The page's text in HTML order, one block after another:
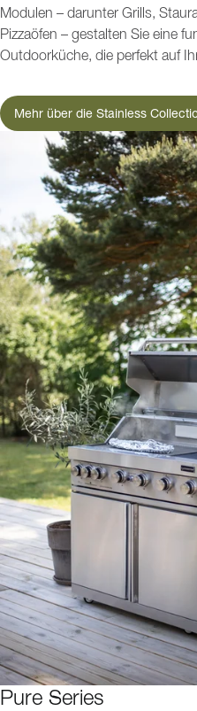
Modulen – darunter Grills,
Pizzaöfen – gestalten Sie eine
Outdoorküche, die perfekt auf
Mehr über die Stainless
Pure Series